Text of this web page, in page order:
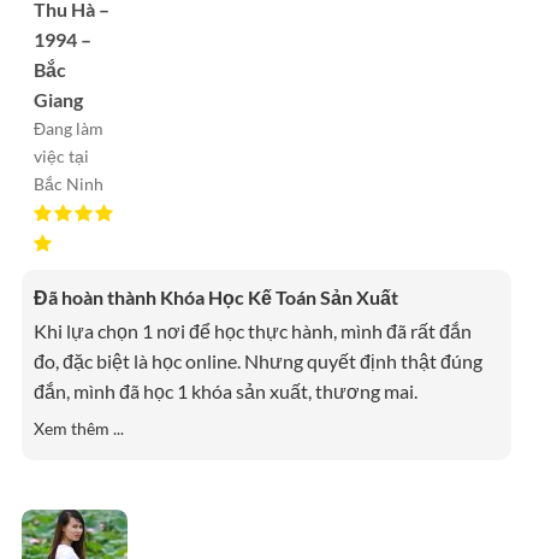
Thu Hà –
1994 –
Bắc
Giang
Đang làm
việc tại
Bắc Ninh
Đã hoàn thành Khóa Học Kế Toán Sản Xuất
Khi lựa chọn 1 nơi để học thực hành, mình đã rất đắn
đo, đặc biệt là học online. Nhưng quyết định thật đúng
đắn, mình đã học 1 khóa sản xuất, thương mai.
Xem thêm ...